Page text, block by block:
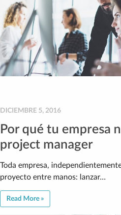
DICIEMBRE 5, 2016
Por qué tu empresa
project manager
Toda empresa,
proyecto entre manos: lanzar…
Read More »